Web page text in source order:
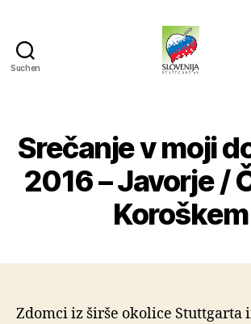
Suchen
Srečanje v moji
2016 – Javorje /
Koroškem
Zdomci iz širše okolice